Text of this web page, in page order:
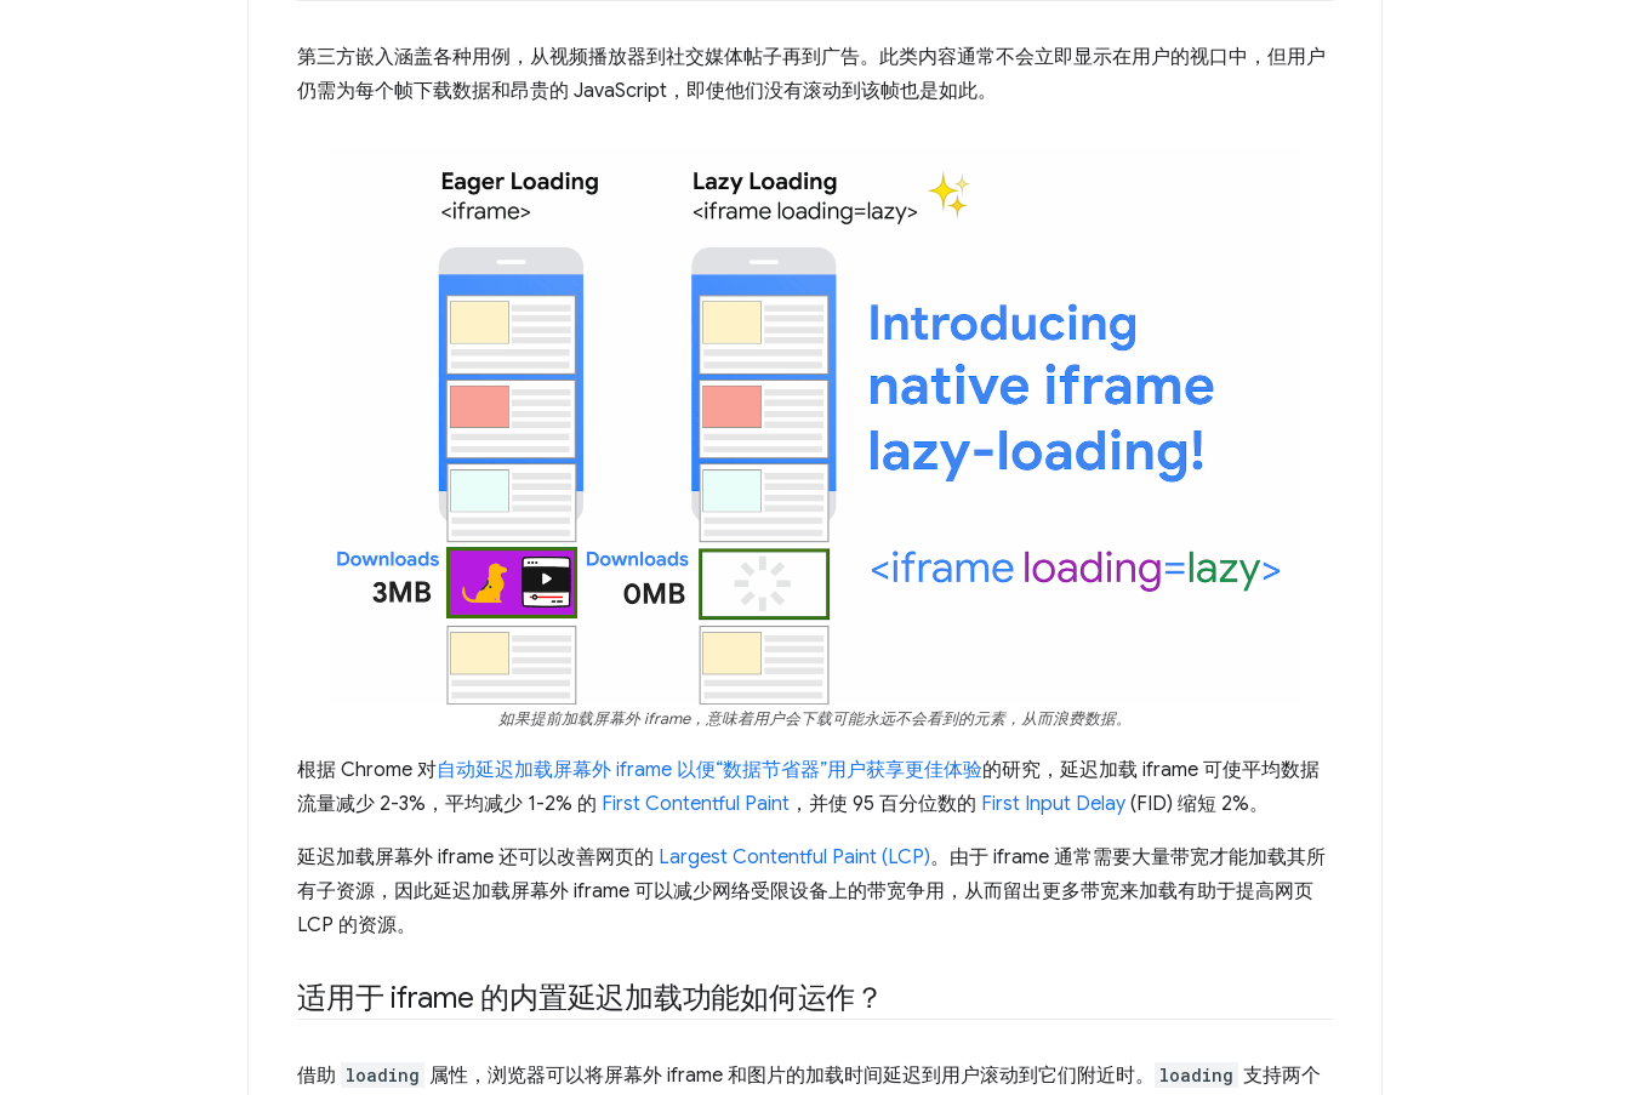
第三方嵌入涵盖各种用例，从视频播放器到社交媒体帖子再到广告。此类内容通常不会立即显示在用户的视口中，但用户
仍需为每个帧下载数据和昂贵的 JavaScript，即使他们没有滚动到该帧也是如此。
如果提前加载屏幕外 iframe，意味着用户会下载可能永远不会看到的元素，从而浪费数据。
根据 Chrome 对自动延迟加载屏幕外 iframe 以便“数据节省器”用户获享更佳体验的研究，延迟加载 iframe 可使平均数据
流量减少 2-3%，平均减少 1-2% 的 First Contentful Paint ，并使 95 百分位数的 First Input Delay (FID) 缩短 2%。
延迟加载屏幕外 iframe 还可以改善网页的 Largest Contentful Paint (LCP)。由于 iframe 通常需要大量带宽才能加载其所
有子资源，因此延迟加载屏幕外 iframe 可以减少网络受限设备上的带宽争用，从而留出更多带宽来加载有助于提高网页
LCP 的资源。
适用于 iframe 的内置延迟加载功能如何运作？
借助 loading 属性，浏览器可以将屏幕外 iframe 和图片的加载时间延迟到用户滚动到它们附近时。 loading 支持两个